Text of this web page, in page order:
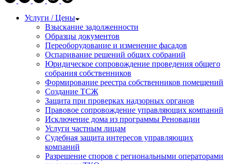
Услуги / Цены
Взыскание задолженности
Образцы документов
Переоборудование и изменение фасадов
Оспаривание решений общих собраний
Юридическое сопровождение проведения общего
собрания собственников
Формирование реестра собственников помещений
Создание ТСЖ
Защита при проверках надзорных органов
Правовое сопровождение управляющих компаний
Исключение дома из программы Реновации
Услуги частным лицам
Судебная защита интересов управляющих
компаний
Разрешение споров с региональными операторами